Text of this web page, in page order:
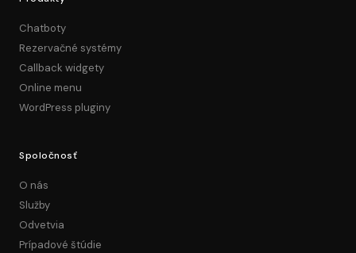
Chatboty
Rezervačné systémy
Callback widgety
Online menu
WordPress pluginy
Spoločnosť
O nás
Služby
Odvetvia
Prípadové štúdie